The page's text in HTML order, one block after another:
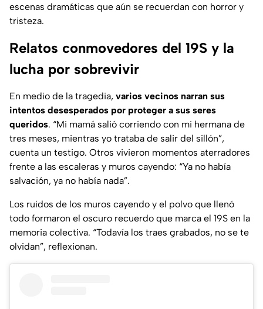
escenas dramáticas que aún se recuerdan con horror y
tristeza.
Relatos conmovedores del 19S y la
lucha por sobrevivir
En medio de la tragedia, varios vecinos narran sus
intentos desesperados por proteger a sus seres
queridos. “Mi mamá salió corriendo con mi hermana de
tres meses, mientras yo trataba de salir del sillón”,
cuenta un testigo. Otros vivieron momentos aterradores
frente a las escaleras y muros cayendo: “Ya no había
salvación, ya no había nada”.
Los ruidos de los muros cayendo y el polvo que llenó
todo formaron el oscuro recuerdo que marca el 19S en la
memoria colectiva. “Todavía los traes grabados, no se te
olvidan”, reflexionan.